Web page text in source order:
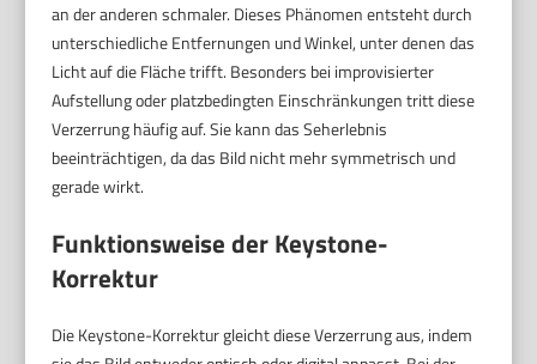
an der anderen schmaler. Dieses Phänomen entsteht durch
unterschiedliche Entfernungen und Winkel, unter denen das
Licht auf die Fläche trifft. Besonders bei improvisierter
Aufstellung oder platzbedingten Einschränkungen tritt diese
Verzerrung häufig auf. Sie kann das Seherlebnis
beeinträchtigen, da das Bild nicht mehr symmetrisch und
gerade wirkt.
Funktionsweise der Keystone-
Korrektur
Die Keystone-Korrektur gleicht diese Verzerrung aus, indem